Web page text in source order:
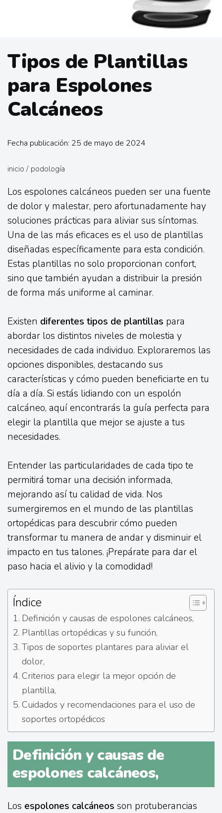
Tipos de Plantillas
para Espolones
Calcáneos
Fecha publicación: 25 de mayo de 2024
inicio / podología
Los espolones calcáneos pueden ser una fuente
de dolor y malestar, pero afortunadamente hay
soluciones prácticas para aliviar sus síntomas.
Una de las más eficaces es el uso de plantillas
diseñadas específicamente para esta condición.
Estas plantillas no solo proporcionan confort,
sino que también ayudan a distribuir la presión
de forma más uniforme al caminar.
Existen diferentes tipos de plantillas para
abordar los distintos niveles de molestia y
necesidades de cada individuo. Exploraremos las
opciones disponibles, destacando sus
características y cómo pueden beneficiarte en tu
día a día. Si estás lidiando con un espolón
calcáneo, aquí encontrarás la guía perfecta para
elegir la plantilla que mejor se ajuste a tus
necesidades.
Entender las particularidades de cada tipo te
permitirá tomar una decisión informada,
mejorando así tu calidad de vida. Nos
sumergiremos en el mundo de las plantillas
ortopédicas para descubrir cómo pueden
transformar tu manera de andar y disminuir el
impacto en tus talones. ¡Prepárate para dar el
paso hacia el alivio y la comodidad!
Índice
Definición y causas de espolones calcáneos,
Plantillas ortopédicas y su función,
Tipos de soportes plantares para aliviar el
dolor,
Criterios para elegir la mejor opción de
plantilla,
Cuidados y recomendaciones para el uso de
soportes ortopédicos
Definición y causas de
espolones calcáneos,
Los espolones calcáneos son protuberancias